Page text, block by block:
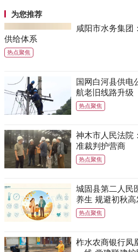
为您推荐
咸阳市水务集团
供给体系
热点聚焦
国网白河县供电
航老旧线路升级
热点聚焦
神木市人民法院
准裁判护营商
热点聚焦
城固县第二人民
养生 规避初秋
热点聚焦
柞水农商银行凤